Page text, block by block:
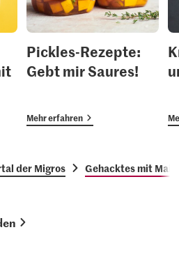
Pickles-Rezepte:
Gebt mir Saures!
Mehr erfahren
der Migros Gehacktes mit